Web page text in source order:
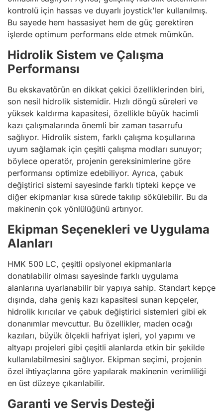
kontrolü için hassas ve duyarlı joystick’ler kullanılmış.
Bu sayede hem hassasiyet hem de güç gerektiren
işlerde optimum performans elde etmek mümkün.
Hidrolik Sistem ve Çalışma
Performansı
Bu ekskavatörün en dikkat çekici özelliklerinden biri,
son nesil hidrolik sistemidir. Hızlı döngü süreleri ve
yüksek kaldırma kapasitesi, özellikle büyük hacimli
kazı çalışmalarında önemli bir zaman tasarrufu
sağlıyor. Hidrolik sistem, farklı çalışma koşullarına
uyum sağlamak için çeşitli çalışma modları sunuyor;
böylece operatör, projenin gereksinimlerine göre
performansı optimize edebiliyor. Ayrıca, çabuk
değiştirici sistemi sayesinde farklı tipteki kepçe ve
diğer ekipmanlar kısa sürede takılıp sökülebilir. Bu da
makinenin çok yönlülüğünü artırıyor.
Ekipman Seçenekleri ve Uygulama
Alanları
HMK 500 LC, çeşitli opsiyonel ekipmanlarla
donatılabilir olması sayesinde farklı uygulama
alanlarına uyarlanabilir bir yapıya sahip. Standart kepçe
dışında, daha geniş kazı kapasitesi sunan kepçeler,
hidrolik kırıcılar ve çabuk değiştirici sistemleri gibi ek
donanımlar mevcuttur. Bu özellikler, maden ocağı
kazıları, büyük ölçekli hafriyat işleri, yol yapımı ve
altyapı projeleri gibi çeşitli alanlarda etkin bir şekilde
kullanılabilmesini sağlıyor. Ekipman seçimi, projenin
özel ihtiyaçlarına göre yapılarak makinenin verimliliği
en üst düzeye çıkarılabilir.
Garanti ve Servis Desteği